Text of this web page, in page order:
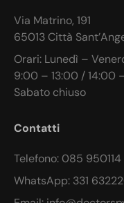
Via Matrino, 191
65013 Città
Orari: Lunedì –
9:00 – 13:00 / 14:00
Sabato chiuso
Contatti
Telefono: 085 950114
WhatsApp: 331